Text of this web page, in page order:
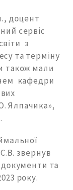
доцент
сервіс
з
та терміну
також мали
кафедри
Ялпачика»,
звернув
документи та
року.